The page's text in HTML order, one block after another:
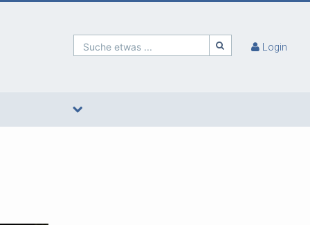
Suche etwas ... Login